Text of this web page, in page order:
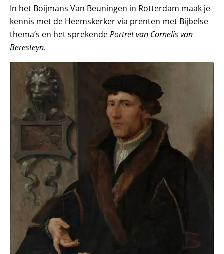
In het Boijmans Van Beuningen in Rotterdam maak je
kennis met de Heemskerker via prenten met Bijbelse
thema’s en het sprekendePortret van Cornelis van
Beresteyn.